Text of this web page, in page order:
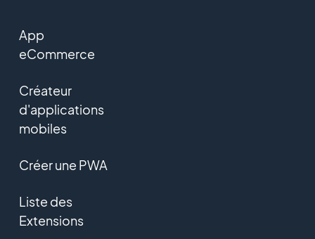
App
eCommerce
Créateur
d'applications
mobiles
Créer une PWA
Liste des
Extensions